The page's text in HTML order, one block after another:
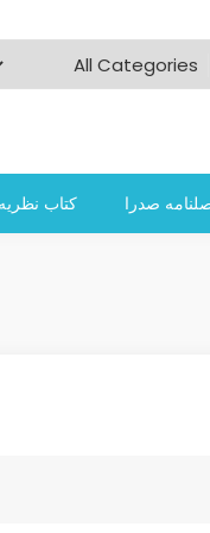
صدرا کتاب نظریه